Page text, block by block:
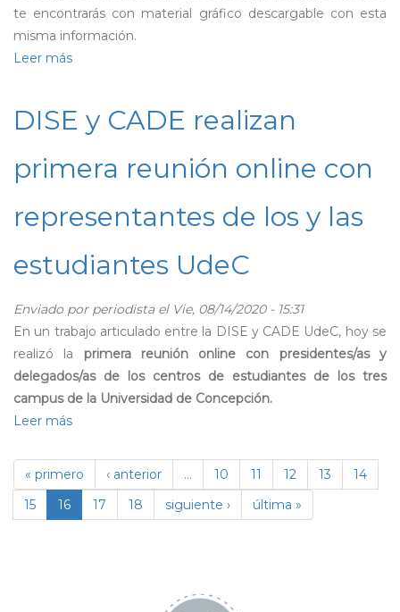
te encontrarás con material gráfico descargable con esta
misma información.
Leer más
podemos
mejor
el
DISE y CADE realizan
primera reunión online con
representantes de los y las
estudiantes UdeC
Enviado por periodista el Vie, 08/14/2020 - 15:31
En un trabajo articulado entre la DISE y CADE UdeC, hoy se
realizó la primera reunión online con presidentes/as y
delegados/as de los centros de estudiantes de los tres
campus de la Universidad de Concepción.
Leer más
y
CADE
realizan
« primero ‹ anterior … 10 11 12 13
14
15
16 17 18 siguiente › última »